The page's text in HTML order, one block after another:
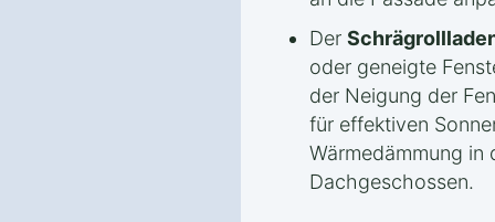
Der
oder geneigte
der Neigung der
für effektiven
Wärmedämmung in
Dachgeschossen.